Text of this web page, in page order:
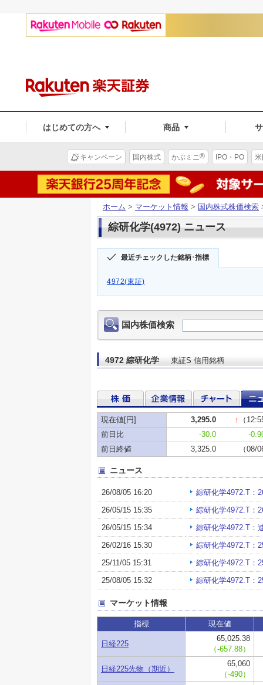
はじめての方へ 商品
キャンペーン 国内株式 かぶミニ® IPO・PO
ホーム > マーケット情報 > 国内株式株価検索
綜研化学(4972) ニュース
最近チェックした銘柄･指標
4972(東証)